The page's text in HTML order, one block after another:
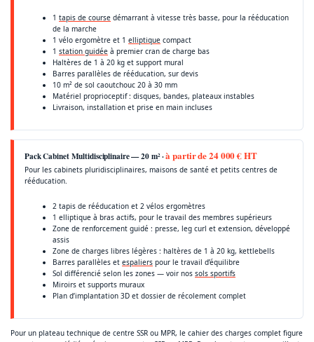
1 tapis de course démarrant à vitesse très basse, pour la rééducation
de la marche
1 vélo ergomètre et 1 elliptique compact
1 station guidée à premier cran de charge bas
Haltères de 1 à 20 kg et support mural
Barres parallèles de rééducation, sur devis
10 m² de sol caoutchouc 20 à 30 mm
Matériel proprioceptif : disques, bandes, plateaux instables
Livraison, installation et prise en main incluses
Pack Cabinet Multidisciplinaire — 20 m² ·à partir de 24 000 € HT
Pour les cabinets pluridisciplinaires, maisons de santé et petits centres de
rééducation.
2 tapis de rééducation et 2 vélos ergomètres
1 elliptique à bras actifs, pour le travail des membres supérieurs
Zone de renforcement guidé : presse, leg curl et extension, développé
assis
Zone de charges libres légères : haltères de 1 à 20 kg, kettlebells
Barres parallèles et espaliers pour le travail d’équilibre
Sol différencié selon les zones — voir nos sols sportifs
Miroirs et supports muraux
Plan d’implantation 3D et dossier de récolement complet
Pour un plateau technique de centre SSR ou MPR, le cahier des charges complet figure